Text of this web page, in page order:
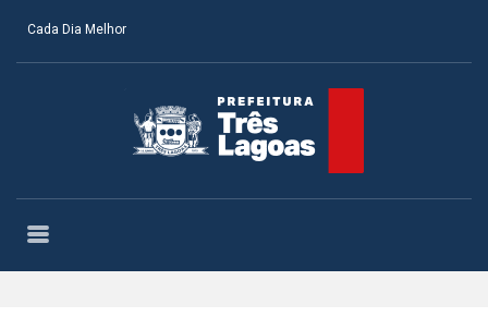
Cada Dia Melhor